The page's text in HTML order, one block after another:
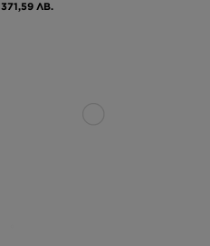
371,59 ЛВ.